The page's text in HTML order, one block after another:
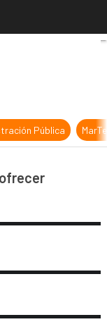
se unen para
Pública